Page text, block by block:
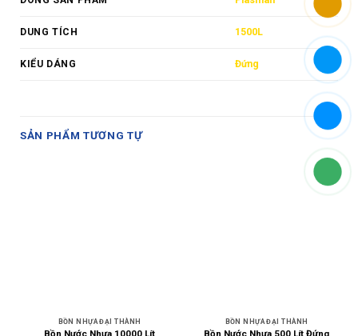
DUNG TÍCH 1500L
KIỂU DÁNG Đứng
SẢN PHẨM TƯƠNG TỰ
BỒN NHỰA ĐẠI THÀNH
Bồn Nước Nhựa 10000 Lít
BỒN NHỰA ĐẠI THÀNH
Bồn Nước Nhựa 500 Lít Đứng